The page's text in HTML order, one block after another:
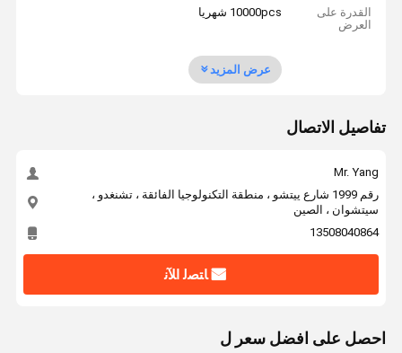
القدرة على
العرض
10000pcs شهريا
عرض المزيد
تفاصيل الاتصال
Mr. Yang
رقم 1999 شارع ييتشو ، منطقة التكنولوجيا الفائقة ، تشنغدو ،
سيتشوان ، الصين
13508040864
ﺎﺘﺼﻟ ﺍﻶﻧ
احصل على افضل سعر ل